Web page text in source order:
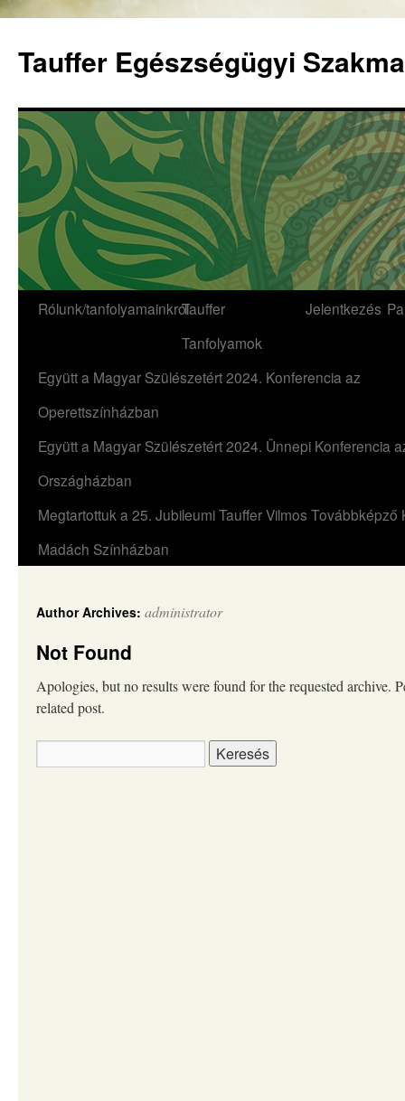
Tauffer Egészségügyi
Rólunk/tanfolyamainkrólTauffer
Tanfolyamok
Jelentkezés
Együtt a Magyar Szülészetért 2024. Konferencia az
Operettszínházban
Együtt a Magyar Szülészetért 2024. Ünnepi Konferencia
Országházban
Megtartottuk a 25. Jubileumi Tauffer Vilmos Továbbképző
Madách Színházban
Author Archives: administrator
Not Found
Apologies, but no results were found for the requested archive.
related post.